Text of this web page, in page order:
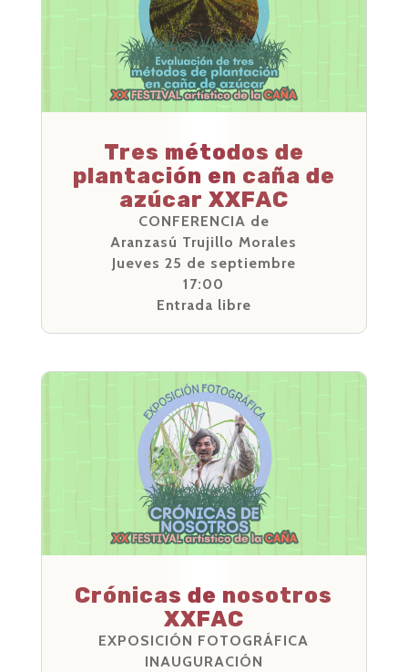
Tres métodos de
plantación en caña de
azúcar XXFAC
CONFERENCIA de
Aranzasú Trujillo Morales
Jueves 25 de septiembre
17:00
Entrada libre
Crónicas de nosotros
XXFAC
EXPOSICIÓN FOTOGRÁFICA
INAUGURACIÓN